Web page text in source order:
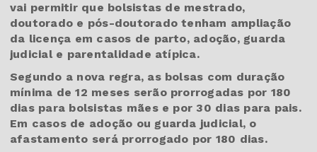
vai permitir que bolsistas de mestrado,
doutorado e pós-doutorado tenham ampliação
da licença em casos de parto, adoção, guarda
judicial e parentalidade atípica.
Segundo a nova regra, as bolsas com duração
mínima de 12 meses serão prorrogadas por 180
dias para bolsistas mães e por 30 dias para pais.
Em casos de adoção ou guarda judicial, o
afastamento será prorrogado por 180 dias.